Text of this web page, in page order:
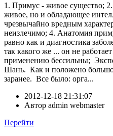
1. Примус - живое существо;
живое, но и обладающее
чрезвычайно вредным
неизлечимо; 4. Анатомия
равно как и диагностика
так какого же ... он не
применению бессильны;
Шань. Как и положено
заранее. Все было: орга...
2012-12-18 21:31:07
Автор admin webmaster
Перейти